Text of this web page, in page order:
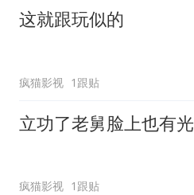
这就跟玩似的
疯猫影视 1跟贴
立功了老舅脸上也有光
疯猫影视 1跟贴